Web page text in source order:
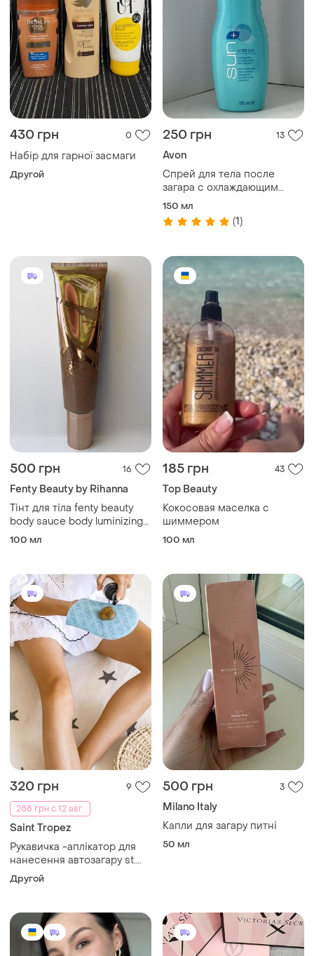
430 грн 0
Набір для гарної засмаги
Другой
250 грн 13
Avon
Спрей для тела после
загара с охлаждающим
эффектом
150 мл
(1)
500 грн 16
Fenty Beauty by Rihanna
Тінт для тіла fenty beauty
body sauce body luminizing
tint in hunnie hunnie 95ml
100 мл
185 грн 43
Top Beauty
Кокосовая маселка с
шиммером
100 мл
320 грн
9
288 грн с 12 авг.
Saint Tropez
Рукавичка -аплікатор для
нанесення автозагару st.
tropez luxe tanning
applicator mitt
Другой
500 грн 3
Milano Italy
Капли для загару питні
50 мл